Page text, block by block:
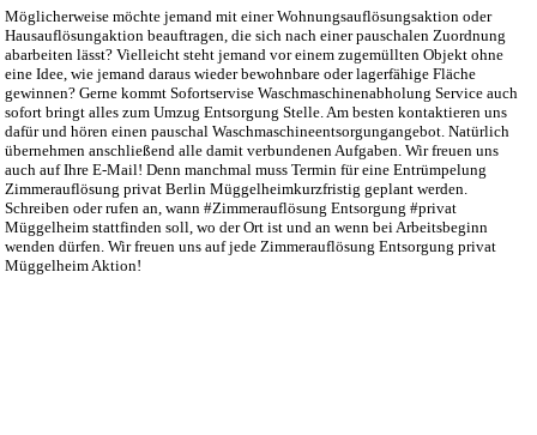
Möglicherweise möchte jemand mit einer Wohnungsauflösungsaktion oder
Hausauflösungaktion beauftragen, die sich nach einer pauschalen Zuordnung
abarbeiten lässt? Vielleicht steht jemand vor einem zugemüllten Objekt ohne
eine Idee, wie jemand daraus wieder bewohnbare oder lagerfähige Fläche
gewinnen? Gerne kommt Sofortservise Waschmaschinenabholung Service auch
sofort bringt alles zum Umzug Entsorgung Stelle. Am besten kontaktieren uns
dafür und hören einen pauschal Waschmaschineentsorgungangebot. Natürlich
übernehmen anschließend alle damit verbundenen Aufgaben. Wir freuen uns
auch auf Ihre E-Mail! Denn manchmal muss Termin für eine Entrümpelung
Zimmerauflösung privat Berlin Müggelheimkurzfristig geplant werden.
Schreiben oder rufen an, wann #Zimmerauflösung Entsorgung #privat
Müggelheim stattfinden soll, wo der Ort ist und an wenn bei Arbeitsbeginn
wenden dürfen. Wir freuen uns auf jede Zimmerauflösung Entsorgung privat
Müggelheim Aktion!